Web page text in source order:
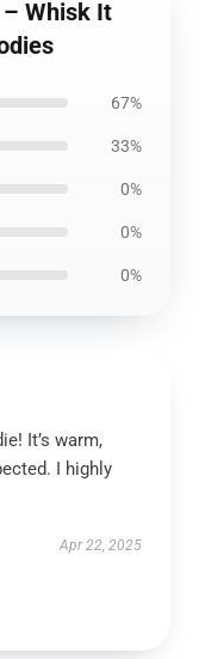
Whisk It
67%
33%
0%
0%
0%
It’s warm,
I highly
Apr 22, 2025